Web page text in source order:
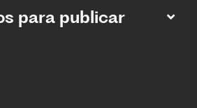
para publicar